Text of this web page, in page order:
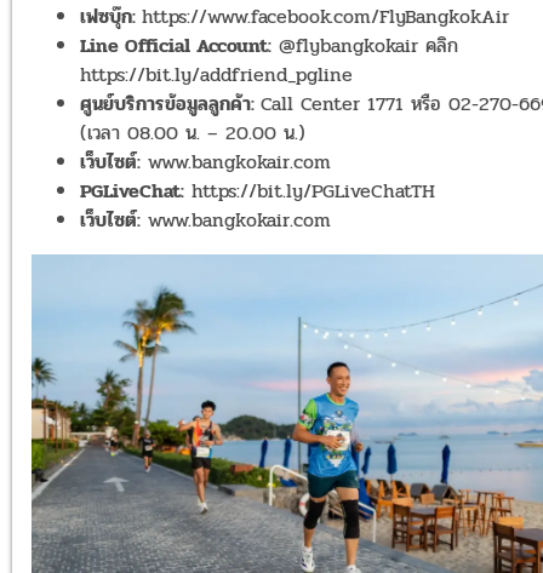
เฟซบุ๊ก: https://www.facebook.com/FlyBangkokAir
Line Official Account: @flybangkokair คลิก
https://bit.ly/addfriend_pgline
ศูนย์บริการข้อมูลลูกค้า: Call Center 1771 หรือ 02-270-
(เวลา 08.00 น. – 20.00 น.)
เว็บไซต์: www.bangkokair.com
PGLiveChat: https://bit.ly/PGLiveChatTH
เว็บไซต์: www.bangkokair.com